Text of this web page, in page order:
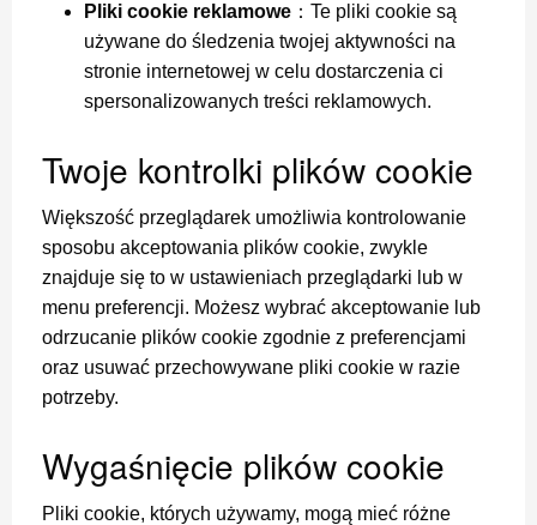
Pliki cookie reklamowe ：Te pliki cookie są
używane do śledzenia twojej aktywności na
stronie internetowej w celu dostarczenia ci
spersonalizowanych treści reklamowych.
Twoje kontrolki plików cookie
Większość przeglądarek umożliwia kontrolowanie
sposobu akceptowania plików cookie, zwykle
znajduje się to w ustawieniach przeglądarki lub w
menu preferencji. Możesz wybrać akceptowanie lub
odrzucanie plików cookie zgodnie z preferencjami
oraz usuwać przechowywane pliki cookie w razie
potrzeby.
Wygaśnięcie plików cookie
Pliki cookie, których używamy, mogą mieć różne